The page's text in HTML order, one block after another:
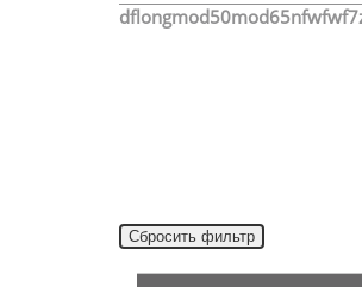
dflongmod50mod65nfwfwf7